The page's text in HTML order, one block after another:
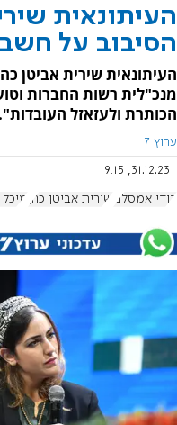
העיתונאית
הסיבוב על
העיתונאית שירית אביטן
מנכ"לית רשות החברות
הכותרת ולעזאזל העובדות".
ערוץ 7
31.12.23, 9:15
דודי אמסלם שירית אביטן כהן מיכל